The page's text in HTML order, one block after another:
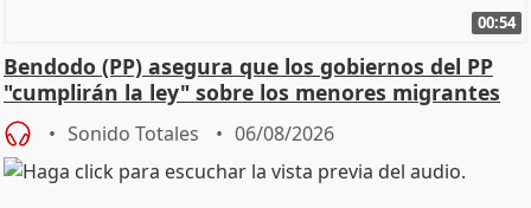
00:54
Bendodo (PP) asegura que los gobiernos del PP
"cumplirán la ley" sobre los menores migrantes
Sonido Totales 06/08/2026